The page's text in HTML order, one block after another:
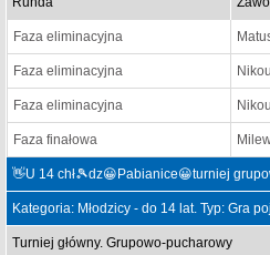
Faza eliminacyjna
Faza eliminacyjna
Faza eliminacyjna
Faza finałowa
👋U 14 chł🎾dz😀Pabianice😀turniej
Kategoria: Młodzicy - do 14 lat. Typ: Gra
Turniej główny. Grupowo-pucharowy